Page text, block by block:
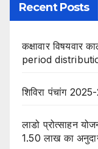
Recent Posts
कक्षावार
period
शिविरा पंचांग
लाडो प्रोत्साहन
1.50 लाख का